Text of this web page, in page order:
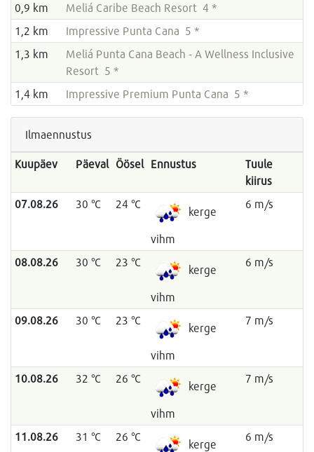
0,9 km
Meliá Caribe Beach Resort 4 *
1,2 km
Impressive Punta Cana 5 *
1,3 km
Meliá Punta Cana Beach - A Wellness Inclusive
Resort 5 *
1,4 km
Impressive Premium Punta Cana 5 *
Ilmaennustus
Kuupäev Päeval Öösel Ennustus
Tuule
kiirus
07.08.26
30 °C 24 °C
kerge
vihm
6 m/s
08.08.26 30 °C 23 °C
kerge
vihm
6 m/s
09.08.26 30 °C 23 °C
kerge
vihm
7 m/s
10.08.26 32 °C 26 °C
kerge
vihm
7 m/s
11.08.26 31 °C 26 °C
kerge
6 m/s